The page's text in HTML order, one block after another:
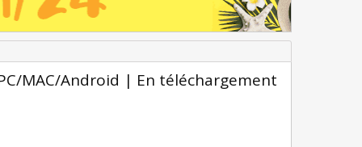
MAC/Android | En téléchargement